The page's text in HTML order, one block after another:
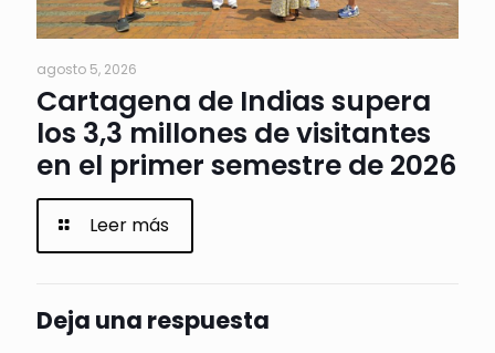
agosto 5, 2026
Cartagena de Indias supera
los 3,3 millones de visitantes
en el primer semestre de 2026
Leer más
Deja una respuesta